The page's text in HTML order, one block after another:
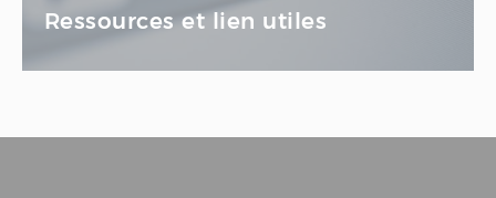
Ressources et lien utiles